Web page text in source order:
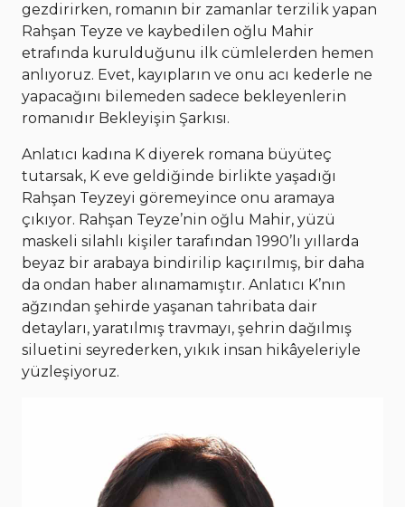
gezdirirken, romanın bir zamanlar terzilik yapan
Rahşan Teyze ve kaybedilen oğlu Mahir
etrafında kurulduğunu ilk cümlelerden hemen
anlıyoruz. Evet, kayıpların ve onu acı kederle ne
yapacağını bilemeden sadece bekleyenlerin
romanıdır Bekleyişin Şarkısı.
Anlatıcı kadına K diyerek romana büyüteç
tutarsak, K eve geldiğinde birlikte yaşadığı
Rahşan Teyzeyi göremeyince onu aramaya
çıkıyor. Rahşan Teyze’nin oğlu Mahir, yüzü
maskeli silahlı kişiler tarafından 1990’lı yıllarda
beyaz bir arabaya bindirilip kaçırılmış, bir daha
da ondan haber alınamamıştır. Anlatıcı K’nın
ağzından şehirde yaşanan tahribata dair
detayları, yaratılmış travmayı, şehrin dağılmış
siluetini seyrederken, yıkık insan hikâyeleriyle
yüzleşiyoruz.